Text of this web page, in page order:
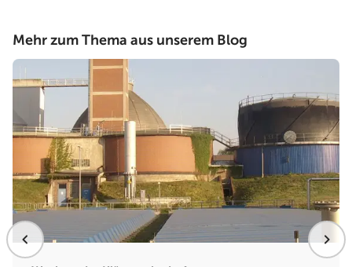
Mehr zum Thema aus unserem Blog